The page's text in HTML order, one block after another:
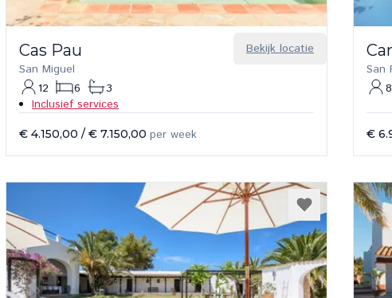
Bekijk locatie
Cas Pau
San Miguel
12
6
3
Inclusief services
€ 4.150,00 / € 7.150,00 per week
San
8
€